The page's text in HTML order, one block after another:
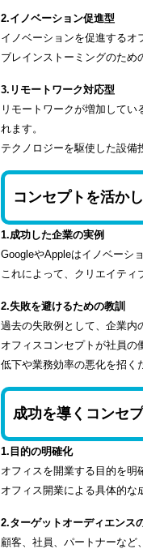
2.イノベーション促進型
イノベーションを促進するオ
ブレインストーミングのため
3.リモートワーク対応型
リモートワークが増加して
れます。
テクノロジーを駆使した設備
コンセプトを活か
1.成功した企業の実例
GoogleやAppleはイノベーシ
これによって、クリエイティ
2.失敗を避けるための教訓
過去の失敗例として、企業内
オフィスコンセプトが社員の
低下や業務効率の悪化を招く
成功を導くコンセ
1.目的の明確化
オフィスを開業する目的を
オフィス開業による具体的な
2.ターゲットオーディエンス
顧客、社員、パートナーなど